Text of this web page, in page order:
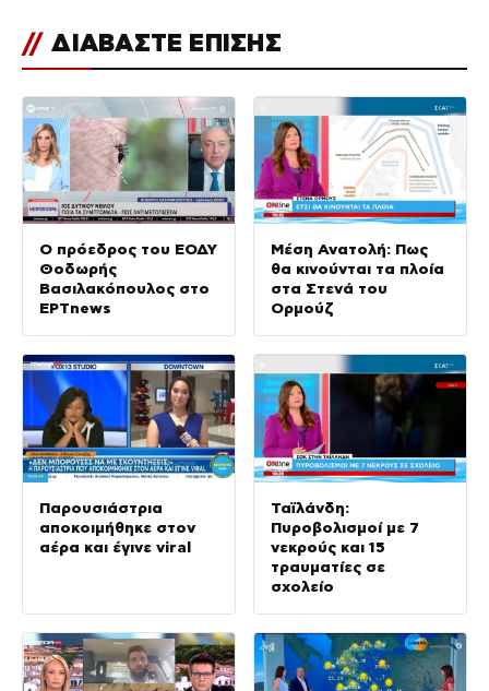
// ΔΙΑΒΑΣΤΕ ΕΠΙΣΗΣ
Ο πρόεδρος του ΕΟΔΥ
Θοδωρής
Βασιλακόπουλος στο
ΕΡΤnews
Μέση Ανατολή: Πως
θα κινούνται τα πλοία
στα Στενά του
Ορμούζ
Παρουσιάστρια
αποκοιμήθηκε στον
αέρα και έγινε viral
Ταϊλάνδη:
Πυροβολισμοί με 7
νεκρούς και 15
τραυματίες σε
σχολείο